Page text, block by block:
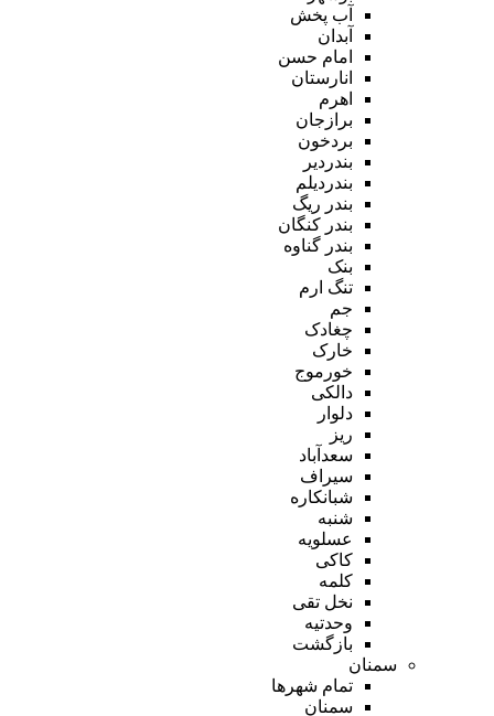
آب پخش
آبدان
امام حسن
انارستان
اهرم
برازجان
بردخون
بندردیر
بندردیلم
بندر ریگ
بندر کنگان
بندر گناوه
بنک
تنگ ارم
جم
چغادک
خارک
خورموج
دالکی
دلوار
ریز
سعدآباد
سیراف
شبانکاره
شنبه
عسلویه
کاکی
کلمه
نخل تقی
وحدتیه
بازگشت
سمنان
تمام شهر‌ها
سمنان